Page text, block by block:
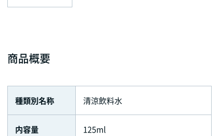
商品概要
種類別名称 清涼飲料水
内容量 125ml